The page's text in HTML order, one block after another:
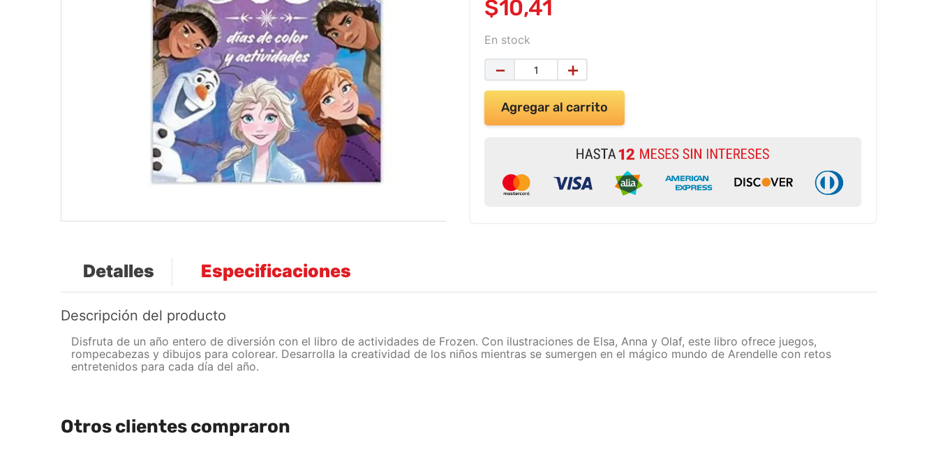
$10,41
En stock
＋
－
Agregar al carrito
Detalles Especificaciones
Descripción del producto
Disfruta de un año entero de diversión con el libro de actividades de Frozen. Con ilustraciones de Elsa, Anna y Olaf, este libro ofrece juegos,
rompecabezas y dibujos para colorear. Desarrolla la creatividad de los niños mientras se sumergen en el mágico mundo de Arendelle con retos
entretenidos para cada día del año.
Otros clientes compraron